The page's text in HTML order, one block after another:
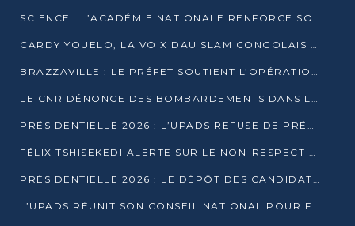
SCIENCE : L’ACADÉMIE NATIONALE RENFORCE SON ÉQUIPE ET TRACE SA FEUILLE DE ROUTE 2026
CARDY YOUELO, LA VOIX DAU SLAM CONGOLAIS QUI INTERPELLE LE MONDE
BRAZZAVILLE : LE PRÉFET SOUTIENT L’OPÉRATION « ZÉRO KULUNA » ET APPELLE À LA VIGILANCE CITOYENNE
LE CNR DÉNONCE DES BOMBARDEMENTS DANS LE POOL ET ACCUSE LE GOUVERNEMENT
PRÉSIDENTIELLE 2026 : L’UPADS REFUSE DE PRÉSENTER UN CANDIDAT ET DÉNONCE UN PROCESSUS NON CRÉDIBLE
FÉLIX TSHISEKEDI ALERTE SUR LE NON-RESPECT DES ENGAGEMENTS DE PAIX APRÈS SA RENCONTRE AVEC D. SASSOU-NGUESSO
PRÉSIDENTIELLE 2026 : LE DÉPÔT DES CANDIDATURES OUVERT DU 29 JANVIER AU 12 FÉVRIER
L’UPADS RÉUNIT SON CONSEIL NATIONAL POUR FIXER SA LIGNE POLITIQUE À DEUX MOIS DE LA PRÉSIDENTIELLE